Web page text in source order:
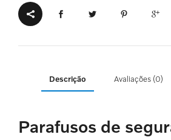
Descrição Avaliações (0)
Parafusos de